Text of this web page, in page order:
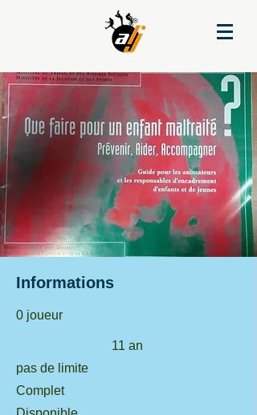
Informations
0 joueur
11 an
pas de limite
Complet